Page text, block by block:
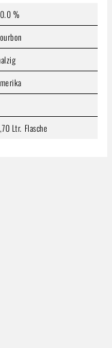
Wert ein oder
%
Ltr. Flasche